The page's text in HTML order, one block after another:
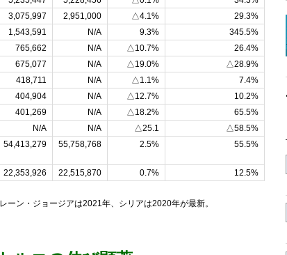
3,075,997
2,951,000 △4.1%
29.3%
1,543,591
N/A 9.3%
345.5%
765,662
N/A △10.7%
26.4%
675,077
N/A △19.0%
△28.9%
418,711
N/A △1.1%
7.4%
404,904
N/A △12.7%
10.2%
401,269
N/A △18.2%
65.5%
N/A
N/A △25.1
△58.5%
54,413,279
55,758,768 2.5% 55.5%
22,353,926 22,515,870 0.7% 12.5%
ン・ジョージアは2021年、シリアは2020年が最新。